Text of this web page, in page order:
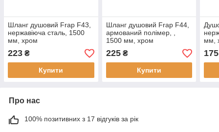
Шланг душовий Frap F43,
нержавіюча сталь, 1500
мм, хром
223 ₴
Купити
Шланг душовий Frap F44,
армований полімер, ,
1500 мм, хром
225₴
Купити
мм,
175
Про нас
100% позитивних з 17 відгуків за рік